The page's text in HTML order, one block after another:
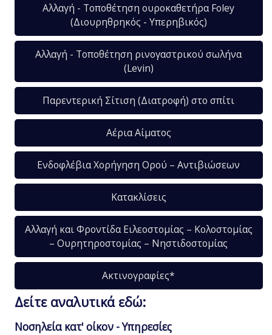
Αλλαγή - Τοποθέτηση ουροκαθετήρα Foley
(Διουρηθρηκός - Υπερηβικός)
Αλλαγή - Τοποθέτηση ρινογαστρικού σωλήνα
(Levin)
Παρεντερική Σίτιση (Διατροφή) στο σπίτι
Αέρια Αίματος
Ενδοφλέβια Χορήγηση Ορού – Αντιβιώσεων
Κατακλίσεις
Αλλαγή και Φροντίδα Ειλεοστομίας – Κολοστομίας
– Ουρητηροστομίας – Νηστιδοστομίας
Ακτινογραφίες*
Δείτε αναλυτικά εδώ:
Νοσηλεία κατ' οίκον - Υπηρεσίες